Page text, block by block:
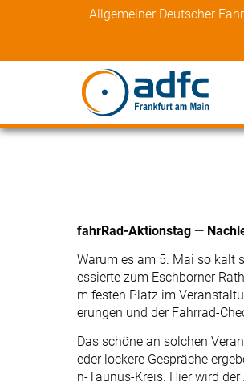
Allgemeiner Deutscher
fahrRad-Aktionstag —
Warum es am 5. Mai so kalt
essierte zum Eschborner
m festen Platz im
erungen und der Fahrrad-
Das schöne an solchen
eder lockere Gespräche
n-Taunus-Kreis. Hier wird